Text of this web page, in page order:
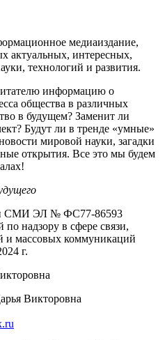
медиаиздание,
актуальных, интересных,
технологий и развития.
информацию о
общества в различных
в будущем? Заменит ли
Будут ли в тренде «умные»
мировой науки, загадки
открытия. Все это мы будем
СМИ ЭЛ № ФС77-86593
надзору в сфере связи,
и массовых коммуникаций
г.
Викторовна